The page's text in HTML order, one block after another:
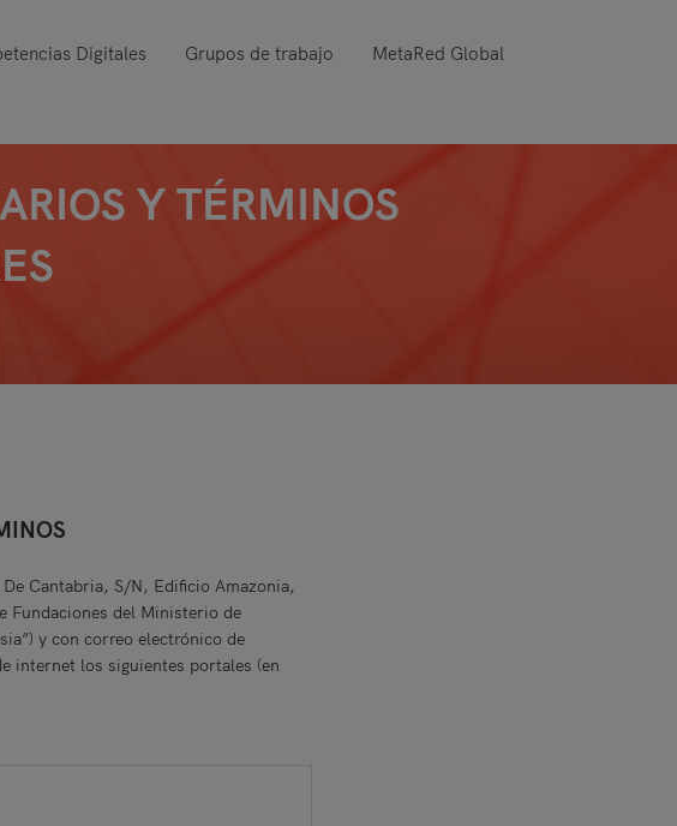
Digitales Grupos de trabajo MetaRed Global
Y TÉRMINOS
Cantabria, S/N, Edificio Amazonia,
Fundaciones del Ministerio de
y con correo electrónico de
internet los siguientes portales (en